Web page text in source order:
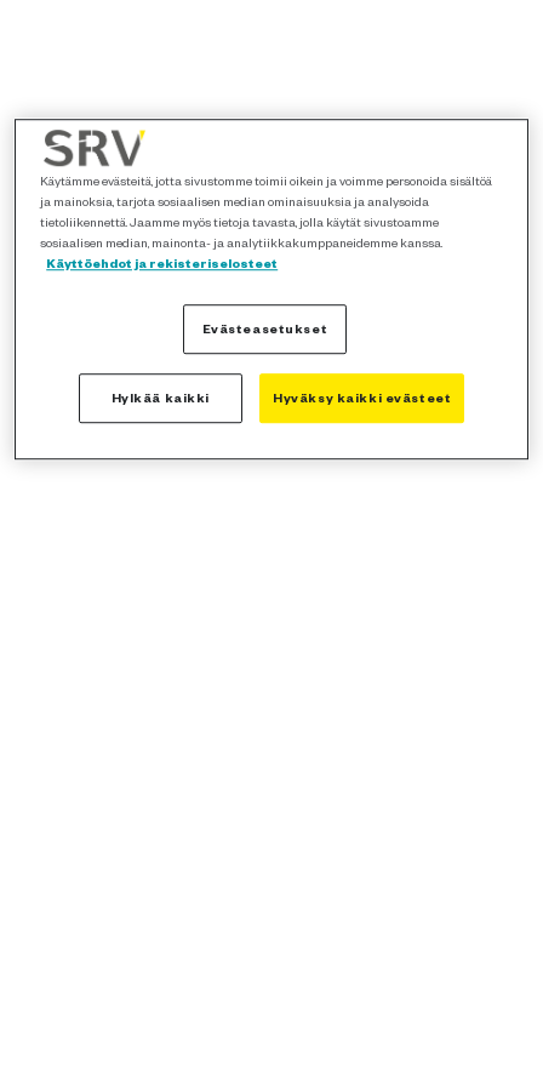
Käytämme evästeitä, jotta sivustomme toimii oikein ja voimme personoida sisältöä
ja mainoksia, tarjota sosiaalisen median ominaisuuksia ja analysoida
tietoliikennettä. Jaamme myös tietoja tavasta, jolla käytät sivustoamme
sosiaalisen median, mainonta- ja analytiikkakumppaneidemme kanssa.
Käyttöehdot ja rekisteriselosteet
Evästeasetukset
Hylkää kaikki Hyväksy kaikki evästeet